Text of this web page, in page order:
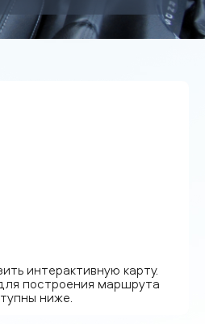
интерактивную карту.
построения маршрута
ниже.